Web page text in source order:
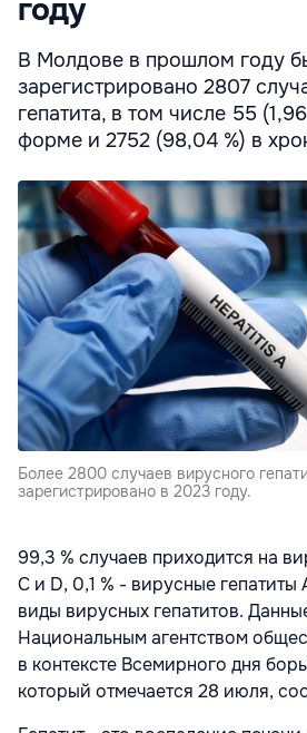
году
В Молдове в прошлом году
зарегистрировано 2807
гепатита, в том числе 55
форме и 2752 (98,04 %) в
Более 2800 случаев вирусного
зарегистрировано в 2023 году.
99,3 % случаев приходится на
C и D, 0,1 % - вирусные гепатиты
виды вирусных гепатитов.
Национальным агентством
в контексте Всемирного дня
который отмечается 28 июля,